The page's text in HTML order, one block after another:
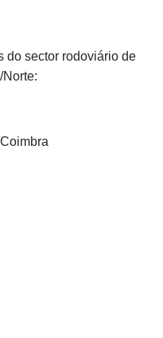
do sector rodoviário de